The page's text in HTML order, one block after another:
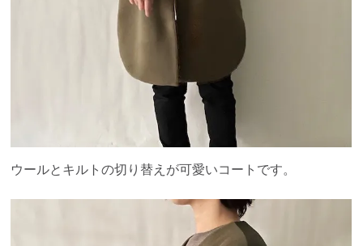
ウールとキルトの切り替えが可愛いコートです。